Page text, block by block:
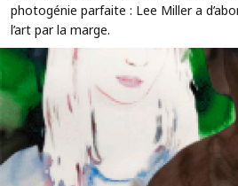
photogénie parfaite : Lee Miller a
l’art par la marge.